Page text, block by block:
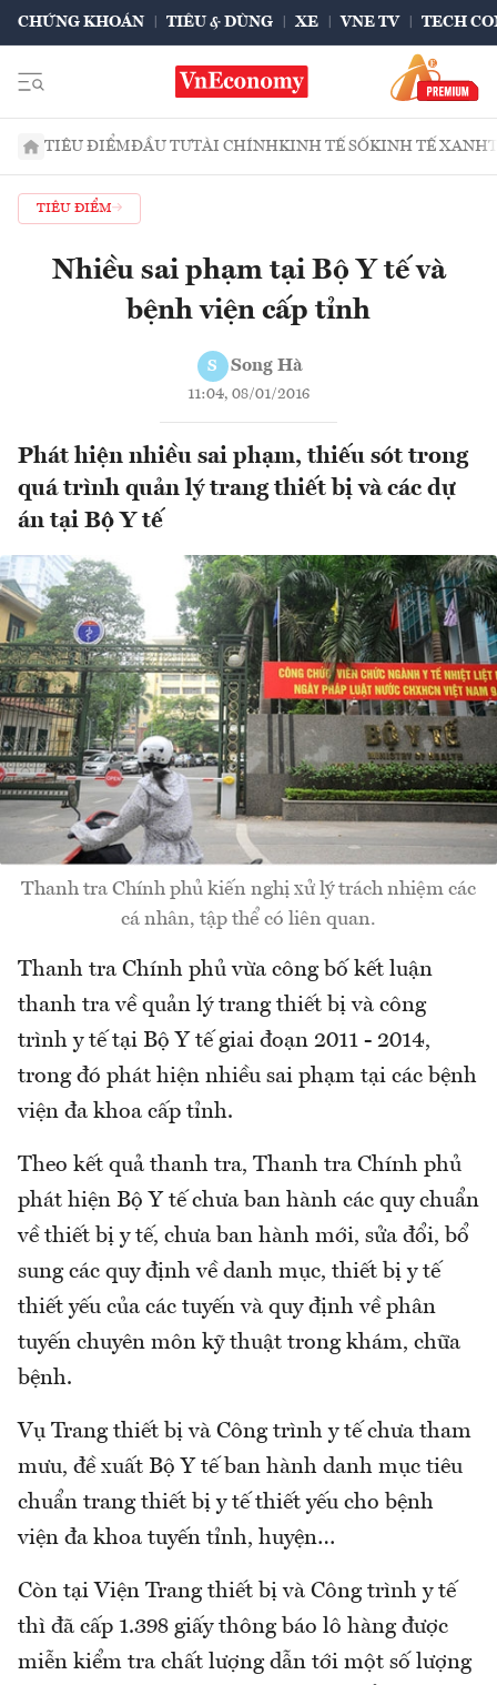
CHỨNG KHOÁN TIÊU & DÙNG XE VNE TV TECH
TIÊU ĐIỂMĐẦU TƯTÀI CHÍNHKINH TẾ SỐKINH TẾ XANH
TIÊU ĐIỂM
Nhiều sai phạm tại Bộ Y tế và
bệnh viện cấp tỉnh
S Song Hà
11:04, 08/01/2016
Phát hiện nhiều sai phạm, thiếu sót trong
quá trình quản lý trang thiết bị và các dự
án tại Bộ Y tế
Thanh tra Chính phủ kiến nghị xử lý trách nhiệm các
cá nhân, tập thể có liên quan.
Thanh tra Chính phủ vừa công bố kết luận
thanh tra về quản lý trang thiết bị và công
trình y tế tại Bộ Y tế giai đoạn 2011 - 2014,
trong đó phát hiện nhiều sai phạm tại các bệnh
viện đa khoa cấp tỉnh.
Theo kết quả thanh tra, Thanh tra Chính phủ
phát hiện Bộ Y tế chưa ban hành các quy chuẩn
về thiết bị y tế, chưa ban hành mới, sửa đổi, bổ
sung các quy định về danh mục, thiết bị y tế
thiết yếu của các tuyến và quy định về phân
tuyến chuyên môn kỹ thuật trong khám, chữa
bệnh.
Vụ Trang thiết bị và Công trình y tế chưa tham
mưu, đề xuất Bộ Y tế ban hành danh mục tiêu
chuẩn trang thiết bị y tế thiết yếu cho bệnh
viện đa khoa tuyến tỉnh, huyện…
Còn tại Viện Trang thiết bị và Công trình y tế
thì đã cấp 1.398 giấy thông báo lô hàng được
miễn kiểm tra chất lượng dẫn tới một số lượng